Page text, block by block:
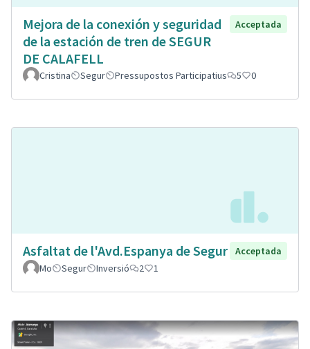
Mejora de la conexión y seguridad
de la estación de tren de SEGUR
DE CALAFELL
Acceptada
Cristina Segur Pressupostos Participatius 5 0
Asfaltat de l'Avd.Espanya de Segur
Acceptada
Mo
Segur Inversió 2 1